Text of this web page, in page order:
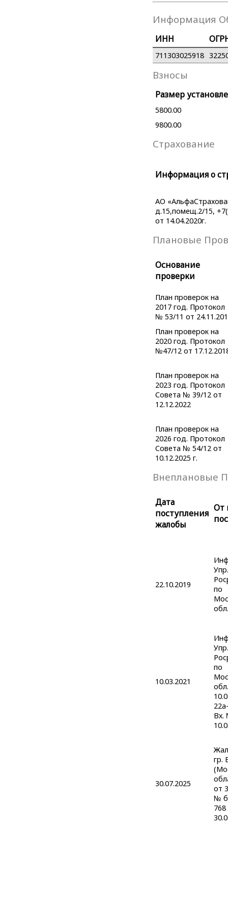
Информация
ИНН
711303025918
Взносы
Размер
5800.00
9800.00
Страхование
Информация о
АО
д.15,помещ.2/15,
от 14.04.2020г.
Плановые
Основание
проверки
План проверок на
2017 год. Протокол
№ 53/11 от
План проверок на
2020 год. Протокол
№47/12 от
План проверок на
2023 год. Протокол
Совета № 39/12 от
12.12.2022
План проверок на
2026 год. Протокол
Совета № 54/12 от
10.12.2025 г.
Внеплановые
Дата
поступления
жалобы
От
22.10.2019
Упр.
по
обл.
10.03.2021
Упр.
по
Вх.
30.07.2025
гр.
от
№